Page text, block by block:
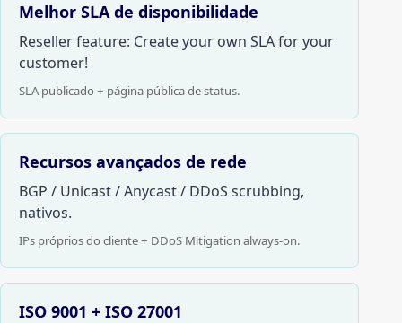
Melhor SLA de disponibilidade
Reseller feature: Create your own SLA for your
customer!
SLA publicado + página pública de status.
Recursos avançados de rede
BGP / Unicast / Anycast / DDoS scrubbing,
nativos.
IPs próprios do cliente + DDoS Mitigation always-on.
ISO 9001 + ISO 27001